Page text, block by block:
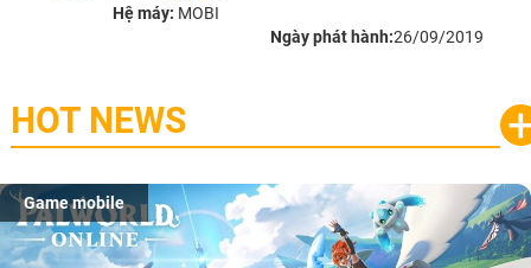
Hệ máy: MOBI
Ngày phát hành:26/09/2019
HOT NEWS
Game mobile